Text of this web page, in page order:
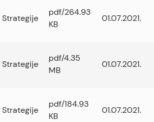
Strategije
pdf/264.93
KB
01.07.2021.
Strategije
pdf/4.35
MB
01.07.2021.
Strategije
pdf/184.93
KB
01.07.2021.